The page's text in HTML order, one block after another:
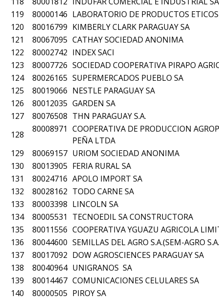
119
80000146 LABORATORIO DE PRODUCTOS
120
80016799 KIMBERLY CLARK PARAGUAY SA
121
80067095 CATHAY SOCIEDAD ANONIMA
122
80002742 INDEX SACI
123
80007726 SOCIEDAD COOPERATIVA PIRAPO
124
80026165 SUPERMERCADOS PUEBLO SA
125
80019066 NESTLE PARAGUAY SA
126
80012035 GARDEN SA
127
80076508 THN PARAGUAY S.A.
128
80008971 COOPERATIVA DE PRODUCCION
PEÑA LTDA
129
80069157 URIOM SOCIEDAD ANONIMA
130
80013905 FERIA RURAL SA
131
80024716 APOLO IMPORT SA
132
80028162 TODO CARNE SA
133
80003398 LINCOLN SA
134
80005531
TECNOEDIL SA CONSTRUCTORA
135
80011556 COOPERATIVA YGUAZU AGRICOLA
136
80044600 SEMILLAS DEL AGRO S.A.(SEM-AGRO
137
80017092 DOW AGROSCIENCES PARAGUAY SA
138
80040964 UNIGRANOS SA
139
80014467 COMUNICACIONES CELULARES SA
140
80000505 PIROY SA